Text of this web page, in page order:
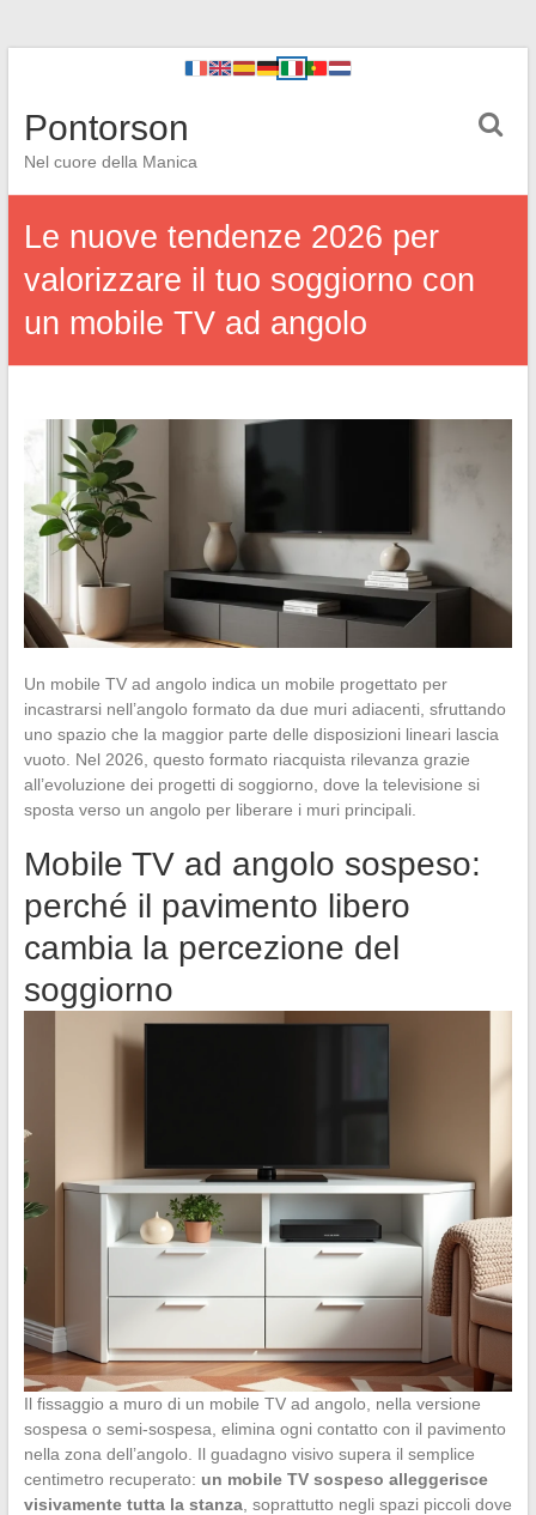
Pontorson
Nel cuore della Manica
Le nuove tendenze 2026 per
valorizzare il tuo soggiorno con
un mobile TV ad angolo
Un mobile TV ad angolo indica un mobile progettato per
incastrarsi nell’angolo formato da due muri adiacenti, sfruttando
uno spazio che la maggior parte delle disposizioni lineari lascia
vuoto. Nel 2026, questo formato riacquista rilevanza grazie
all’evoluzione dei progetti di soggiorno, dove la televisione si
sposta verso un angolo per liberare i muri principali.
Mobile TV ad angolo sospeso:
perché il pavimento libero
cambia la percezione del
soggiorno
Il fissaggio a muro di un mobile TV ad angolo, nella versione
sospesa o semi-sospesa, elimina ogni contatto con il pavimento
nella zona dell’angolo. Il guadagno visivo supera il semplice
centimetro recuperato: un mobile TV sospeso alleggerisce
visivamente tutta la stanza, soprattutto negli spazi piccoli dove